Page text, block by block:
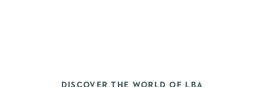
DISCOVER THE WORLD OF LBA